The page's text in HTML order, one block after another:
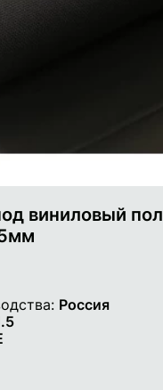
виниловый пол
Россия